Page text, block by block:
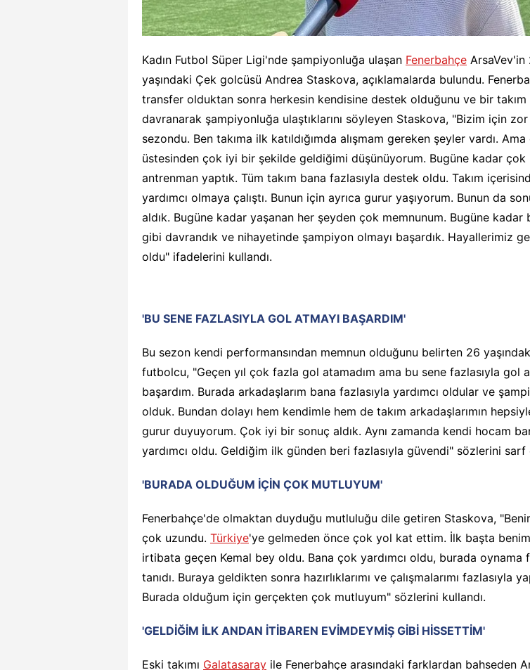
Kadın Futbol Süper Ligi'nde şampiyonluğa ulaşan Fenerbahçe ArsaVev'in
yaşındaki Çek golcüsü Andrea Staskova, açıklamalarda bulundu.
transfer olduktan sonra herkesin kendisine destek olduğunu ve bir takım
davranarak şampiyonluğa ulaştıklarını söyleyen Staskova, "Bizim için
sezondu. Ben takıma ilk katıldığımda alışmam gereken şeyler vardı. Ama
üstesinden çok iyi bir şekilde geldiğimi düşünüyorum. Bugüne kadar çok
antrenman yaptık. Tüm takım bana fazlasıyla destek oldu. Takım
yardımcı olmaya çalıştı. Bunun için ayrıca gurur yaşıyorum. Bunun da
aldık. Bugüne kadar yaşanan her şeyden çok memnunum. Bugüne kadar
gibi davrandık ve nihayetinde şampiyon olmayı başardık. Hayallerimiz
oldu" ifadelerini kullandı.
'BU SENE FAZLASIYLA GOL ATMAYI BAŞARDIM'
Bu sezon kendi performansından memnun olduğunu belirten 26
futbolcu, "Geçen yıl çok fazla gol atamadım ama bu sene fazlasıyla gol
başardım. Burada arkadaşlarım bana fazlasıyla yardımcı oldular ve
olduk. Bundan dolayı hem kendimle hem de takım arkadaşlarımın
gurur duyuyorum. Çok iyi bir sonuç aldık. Aynı zamanda kendi hocam
yardımcı oldu. Geldiğim ilk günden beri fazlasıyla güvendi" sözlerini sarf
'BURADA OLDUĞUM İÇİN ÇOK MUTLUYUM'
Fenerbahçe'de olmaktan duyduğu mutluluğu dile getiren Staskova,
çok uzundu. Türkiye'ye gelmeden önce çok yol kat ettim. İlk başta
irtibata geçen Kemal bey oldu. Bana çok yardımcı oldu, burada oynama
tanıdı. Buraya geldikten sonra hazırlıklarımı ve çalışmalarımı fazlasıyla
Burada olduğum için gerçekten çok mutluyum" sözlerini kullandı.
'GELDİĞİM İLK ANDAN İTİBAREN EVİMDEYMİŞ GİBİ HİSSETTİM'
Eski takımı Galatasaray ile Fenerbahçe arasındaki farklardan bahseden